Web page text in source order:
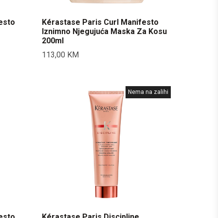
Kérastase Paris Curl Manifesto
Iznimno Njegujuća Maska Za Kosu
200ml
113,00 KM
Nema na zalihi